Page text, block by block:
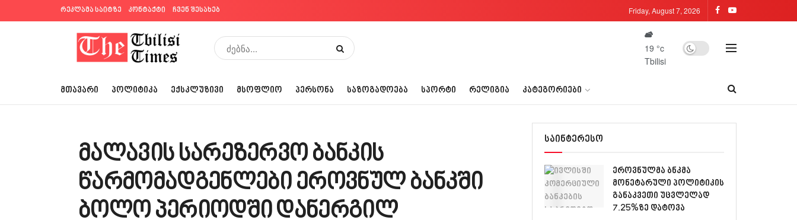
რეკლამა საიტზე კონტაქტი ჩვენ შესახებ Friday, August 7, 2026
19 °c
Tbilisi
ᲛᲗᲐᲕᲐᲠᲘ ᲞᲝᲚᲘᲢᲘᲙᲐ ᲔᲥᲡᲙᲚᲣᲖᲘᲕᲘ ᲛᲡᲝᲤᲚᲘᲝ ᲞᲔᲠᲡᲝᲜᲐ ᲡᲐᲖᲝᲒᲐᲓᲝᲔᲑᲐ ᲡᲞᲝᲠᲢᲘ ᲠᲔᲚᲘᲒᲘᲐ ᲙᲐᲢᲔᲒᲝᲠᲘᲔᲑᲘ
მალავის სარეზერვო ბანკის
წარმომადგენლები ეროვნულ ბანკში
ბოლო პერიოდში დანერგილ
საინტერესო
ეროვნულმა ბნკმა
მონეტარული პოლიტიკის
განაკვეთი უცვლელად
7.25%ზე დატოვა